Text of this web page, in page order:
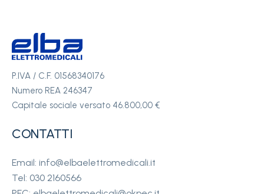
P.IVA / C.F. 01568340176
Numero REA 246347
Capitale sociale versato 46.800,00 €
CONTATTI
Email: info@elbaelettromedicali.it
Tel: 030 2160566